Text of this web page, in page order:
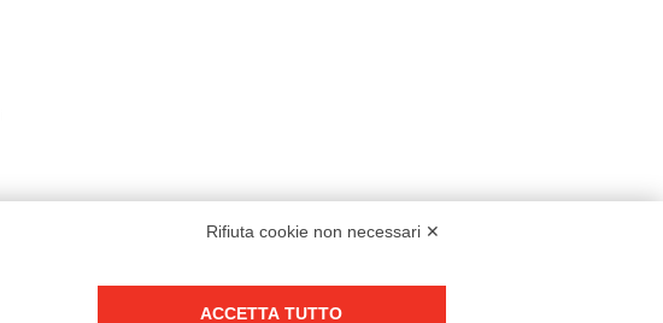
Rifiuta cookie non necessari ✕
ACCETTA TUTTO